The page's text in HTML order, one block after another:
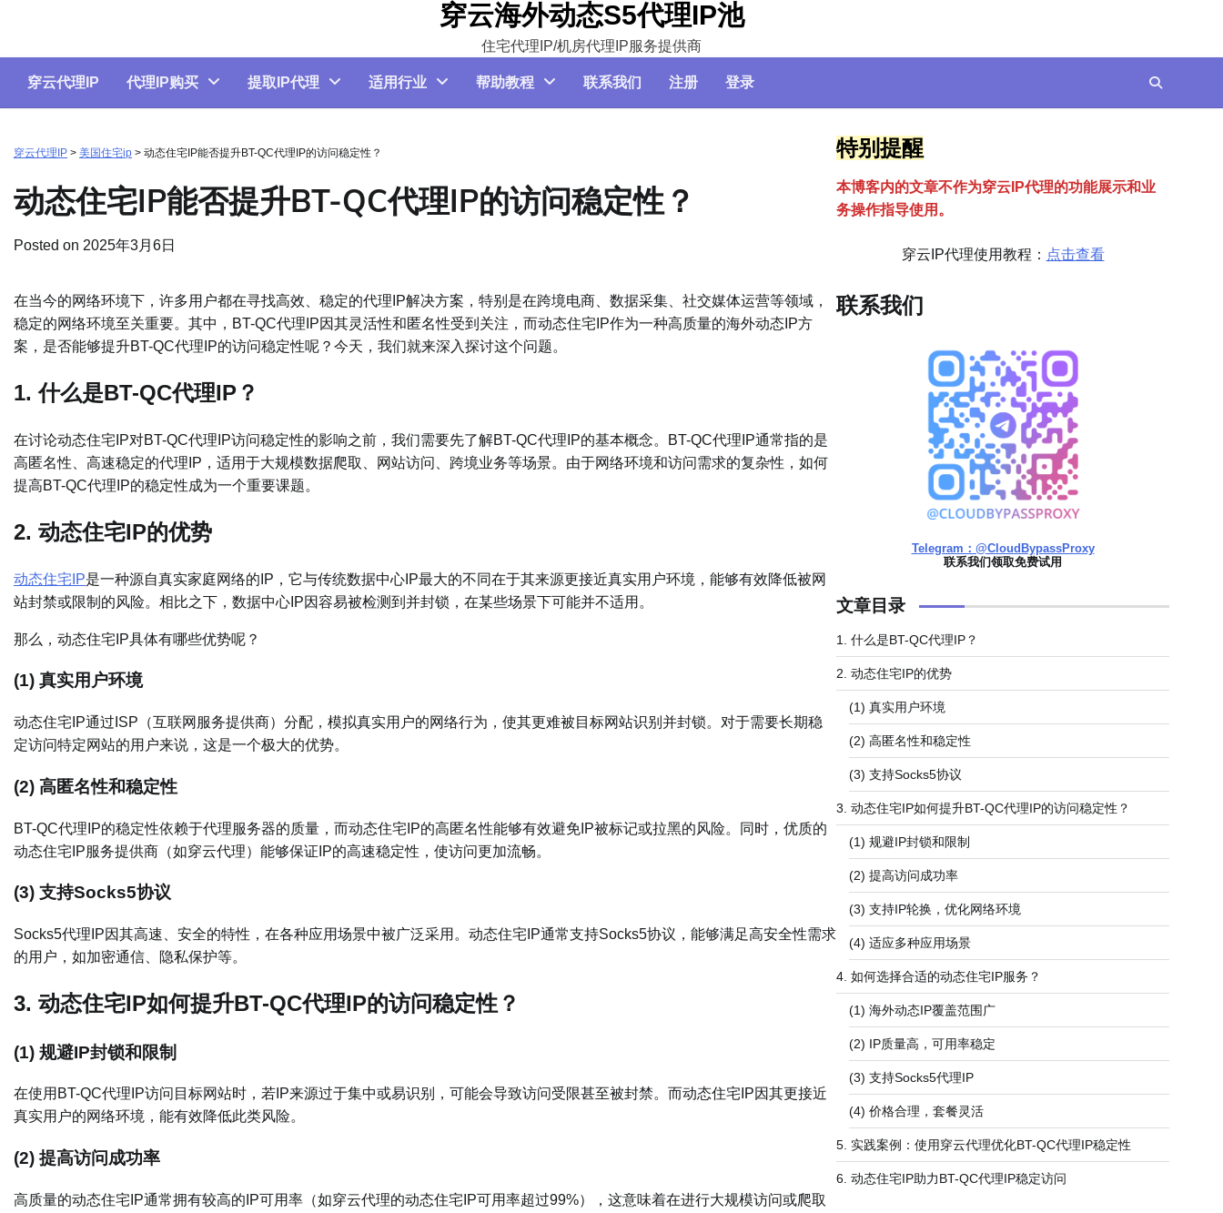
content
穿云海外动态S5代理IP池
住宅代理IP/机房代理IP服务提供商
穿云代理IP 代理IP购买 提取IP代理 适用行业 帮助教程 联系我们 注册 登录
穿云代理IP > 美国住宅ip > 动态住宅IP能否提升BT-QC代理IP的访问稳定性？
动态住宅IP能否提升BT-QC代理IP的访问稳定性？
Posted on 2025年3月6日
在当今的网络环境下，许多用户都在寻找高效、稳定的代理IP解决方案，特别是在跨境电商、数据采集、社交媒体运营等领域，
稳定的网络环境至关重要。其中，BT-QC代理IP因其灵活性和匿名性受到关注，而动态住宅IP作为一种高质量的海外动态IP方
案，是否能够提升BT-QC代理IP的访问稳定性呢？今天，我们就来深入探讨这个问题。
1. 什么是BT-QC代理IP？
在讨论动态住宅IP对BT-QC代理IP访问稳定性的影响之前，我们需要先了解BT-QC代理IP的基本概念。BT-QC代理IP通常指的是
高匿名性、高速稳定的代理IP，适用于大规模数据爬取、网站访问、跨境业务等场景。由于网络环境和访问需求的复杂性，如何
提高BT-QC代理IP的稳定性成为一个重要课题。
2. 动态住宅IP的优势
动态住宅IP是一种源自真实家庭网络的IP，它与传统数据中心IP最大的不同在于其来源更接近真实用户环境，能够有效降低被网
站封禁或限制的风险。相比之下，数据中心IP因容易被检测到并封锁，在某些场景下可能并不适用。
那么，动态住宅IP具体有哪些优势呢？
(1) 真实用户环境
动态住宅IP通过ISP（互联网服务提供商）分配，模拟真实用户的网络行为，使其更难被目标网站识别并封锁。对于需要长期稳
定访问特定网站的用户来说，这是一个极大的优势。
(2) 高匿名性和稳定性
BT-QC代理IP的稳定性依赖于代理服务器的质量，而动态住宅IP的高匿名性能够有效避免IP被标记或拉黑的风险。同时，优质的
动态住宅IP服务提供商（如穿云代理）能够保证IP的高速稳定性，使访问更加流畅。
(3) 支持Socks5协议
Socks5代理IP因其高速、安全的特性，在各种应用场景中被广泛采用。动态住宅IP通常支持Socks5协议，能够满足高安全性需求
的用户，如加密通信、隐私保护等。
3. 动态住宅IP如何提升BT-QC代理IP的访问稳定性？
(1) 规避IP封锁和限制
在使用BT-QC代理IP访问目标网站时，若IP来源过于集中或易识别，可能会导致访问受限甚至被封禁。而动态住宅IP因其更接近
真实用户的网络环境，能有效降低此类风险。
(2) 提高访问成功率
高质量的动态住宅IP通常拥有较高的IP可用率（如穿云代理的动态住宅IP可用率超过99%），这意味着在进行大规模访问或爬取
特别提醒
本博客内的文章不作为穿云 P代理的功能展示和业
务操作指导使用。
穿云IP代理使用教程： 点击查看
联系我们
Telegram：@CloudBypassProxy
联系我们领取免费试用
文章目录
1. 什么是BT-QC代理IP？
2. 动态住宅IP的优势
(1) 真实用户环境
(2) 高匿名性和稳定性
(3) 支持Socks5协议
3. 动态住宅IP如何提升BT-QC代理IP的访问稳定性？
(1) 规避IP封锁和限制
(2) 提高访问成功率
(3) 支持IP轮换，优化网络环境
(4) 适应多种应用场景
4. 如何选择合适的动态住宅IP服务？
(1) 海外动态IP覆盖范围广
(2) IP质量高，可用率稳定
(3) 支持Socks5代理IP
(4) 价格合理，套餐灵活
5. 实践案例：使用穿云代理优化BT-QC代理IP稳定性
6. 动态住宅IP助力BT-QC代理IP稳定访问